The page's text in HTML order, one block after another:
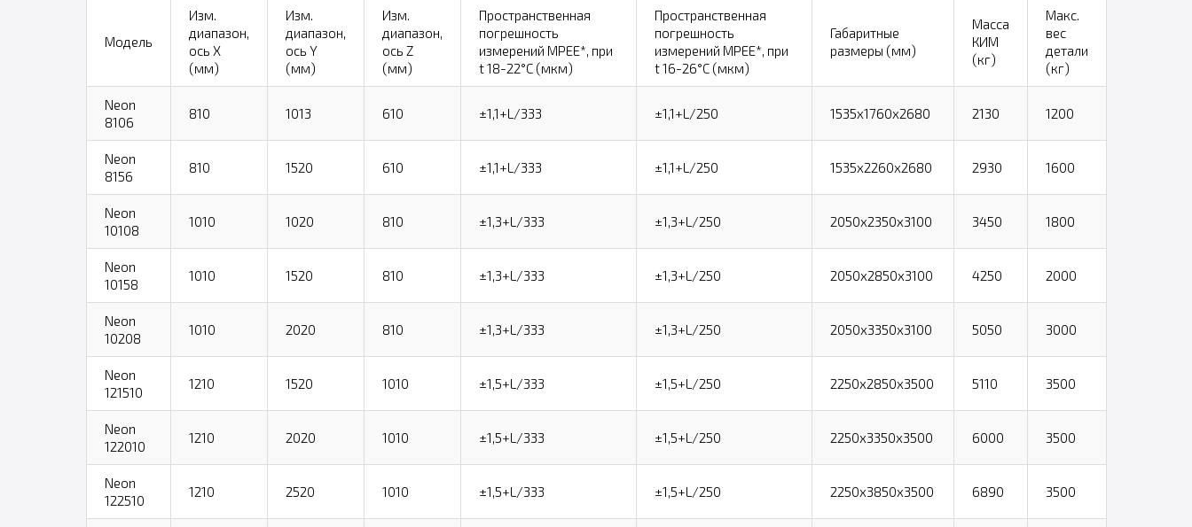
Модель
Изм.
диапазон,
ось X
(мм)
Изм.
диапазон,
ось Y
(мм)
Изм.
диапазон,
ось Z
(мм)
Пространственная
погрешность
измерений MPEE*, при
t 18-22°C (мкм)
Пространственная
погрешность
измерений MPEE*, при
t 16-26°C (мкм)
Габаритные
размеры (мм)
Масса
КИМ
(кг)
Макс.
вес
детали
(кг)
Neon
8106
810 1013 610 ±1,1+L/333 ±1,1+L/250 1535х1760х2680 2130 1200
Neon
8156
810 1520 610 ±1,1+L/333 ±1,1+L/250 1535х2260х2680 2930 1600
Neon
10108
1010 1020 810 ±1,3+L/333 ±1,3+L/250 2050х2350х3100 3450 1800
Neon
10158
1010 1520 810 ±1,3+L/333 ±1,3+L/250 2050х2850х3100 4250 2000
Neon
10208
1010 2020 810 ±1,3+L/333 ±1,3+L/250 2050х3350х3100 5050 3000
Neon
121510
1210 1520 1010 ±1,5+L/333 ±1,5+L/250 2250х2850х3500 5110 3500
Neon
122010
1210 2020 1010 ±1,5+L/333 ±1,5+L/250 2250х3350х3500 6000 3500
Neon
122510
1210 2520 1010 ±1,5+L/333 ±1,5+L/250 2250х3850х3500 6890 3500